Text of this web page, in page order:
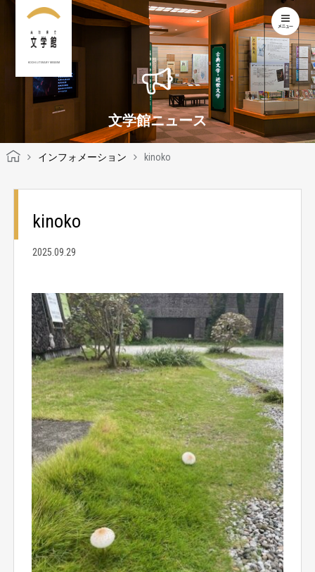
KOCHI LITERARY MUSEUM
文学館ニュース
インフォメーション kinoko
kinoko
2025.09.29